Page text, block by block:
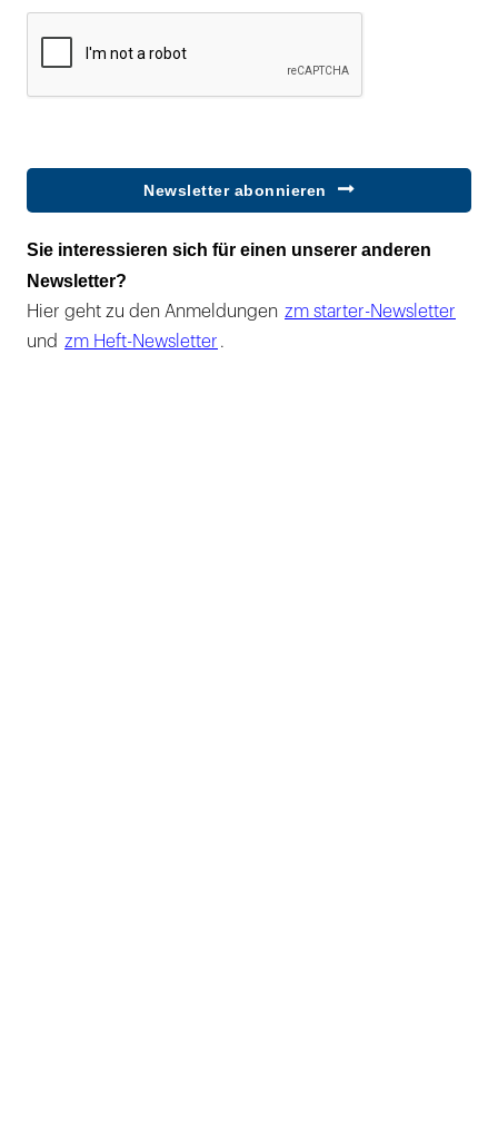
Newsletter abonnieren
Sie interessieren sich für einen unserer anderen
Newsletter?
Hier geht zu den Anmeldungen zm starter-Newsletter
und zm Heft-Newsletter .